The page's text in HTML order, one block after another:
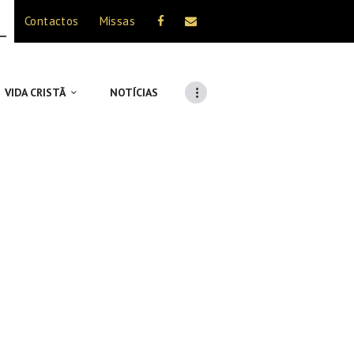
Contactos Missas
VIDA CRISTÃ NOTÍCIAS